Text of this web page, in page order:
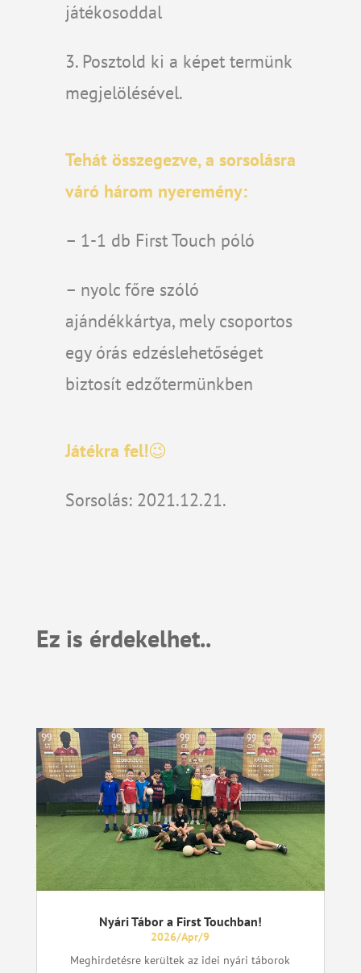
játékosoddal
3. Posztold ki a képet termünk
megjelölésével.
Tehát összegezve, a sorsolásra
váró három nyeremény:
– 1-1 db First Touch póló
– nyolc főre szóló
ajándékkártya, mely csoportos
egy órás edzéslehetőséget
biztosít edzőtermünkben
Játékra fel!😉
Sorsolás: 2021.12.21.
Ez is érdekelhet..
Nyári Tábor a First Touchban!
2026/Apr/9
Meghirdetésre kerültek az idei nyári táborok